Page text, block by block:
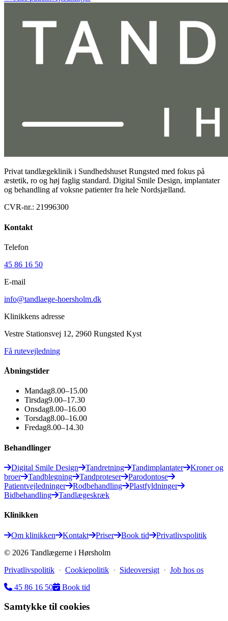
Privat tandlægeklinik i Sundhedshuset Rungsted med fokus på
æstetik, ro og høj faglig standard. Digital Smile Design, implantater
og behandling af voksne patienter fra hele Nordsjælland.
CVR-nr.: 21996300
Kontakt
Telefon
45 86 16 50
E-mail
info@tandlaege-hoersholm.dk
Klinikkens adresse
Vestre Stationsvej 12, 2960 Rungsted Kyst
Få rutevejledning
Åbningstider
Mandag8.00–15.00
Tirsdag9.00–17.30
Onsdag8.00–16.00
Torsdag8.00–16.00
Fredag8.00–14.30
Behandlinger
Digital Smile Design Tandretning Tandimplantater
Kroner og
broer
Tandblegning Tandproteser
Parodontose
Patientvejledninger
Rodbehandling
Plastfyldninger
Bidbehandling
Tandlægeskræk
Klinikken
Om klinikken Kontakt Priser Book tid
Privatlivspolitik
© 2026 Tandlægerne i Hørsholm
Privatlivspolitik · Cookiepolitik · Sideoversigt · Job hos os
45 86 16 50
Book tid
Samtykke til cookies